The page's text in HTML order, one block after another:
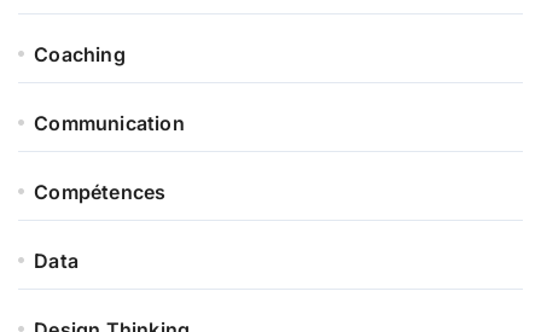
Coaching
Communication
Compétences
Data